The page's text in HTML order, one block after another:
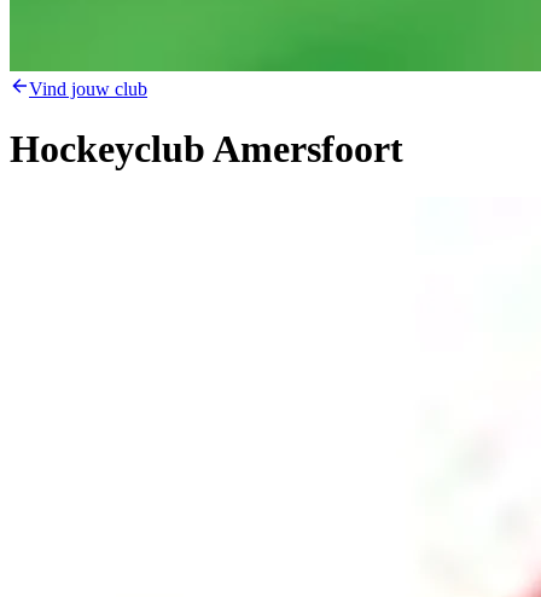
Vind jouw club
Hockeyclub Amersfoort